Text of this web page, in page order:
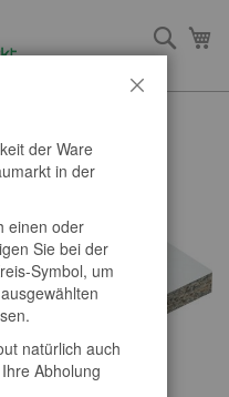
der Ware
in der
einen oder
Sie bei der
Symbol, um
natürlich auch
Abholung